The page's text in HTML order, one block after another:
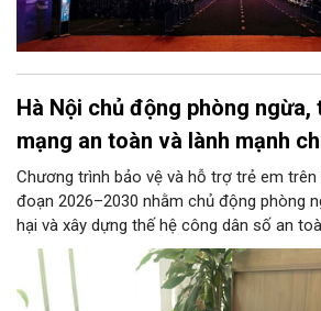
Hà Nội chủ động phòng
mạng an toàn và lành mạnh
Chương trình bảo vệ và hỗ trợ trẻ em
đoạn 2026–2030 nhằm chủ động phòng
hại và xây dựng thế hệ công dân số an
phố đề ra các chỉ tiêu lớn như phổ cập
tại các trường học, ngăn chặn thông tin
truyền Internet và hỗ trợ 100% trẻ em bị